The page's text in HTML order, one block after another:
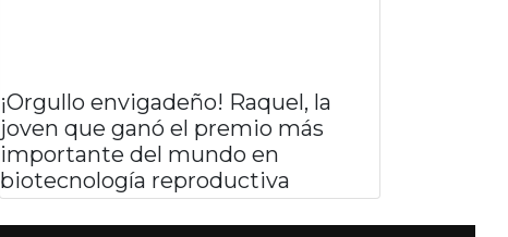
¡Orgullo envigadeño! Raquel, la
joven que ganó el premio más
importante del mundo en
biotecnología reproductiva